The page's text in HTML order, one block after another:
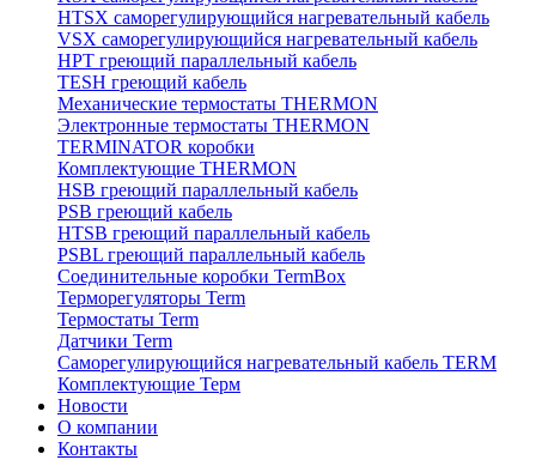
HTSX саморегулирующийся нагревательный кабель
VSX саморегулирующийся нагревательный кабель
НРТ греющий параллельный кабель
TESH греющий кабель
Механические термостаты THERMON
Электронные термостаты THERMON
TERMINATOR коробки
Комплектующие THERMON
HSB греющий параллельный кабель
PSB греющий кабель
HTSB греющий параллельный кабель
PSBL греющий параллельный кабель
Соединительные коробки TermBox
Терморегуляторы Term
Термостаты Term
Датчики Term
Саморегулирующийся нагревательный кабель TERM
Комплектующие Терм
Новости
О компании
Контакты